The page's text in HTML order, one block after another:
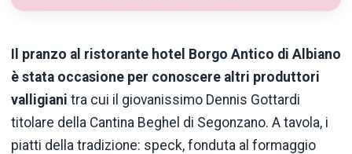
Il pranzo al ristorante hotel Borgo Antico di Albiano
è stata occasione per conoscere altri produttori
valligiani tra cui il giovanissimo Dennis Gottardi
titolare della Cantina Beghel di Segonzano. A tavola, i
piatti della tradizione: speck, fonduta al formaggio